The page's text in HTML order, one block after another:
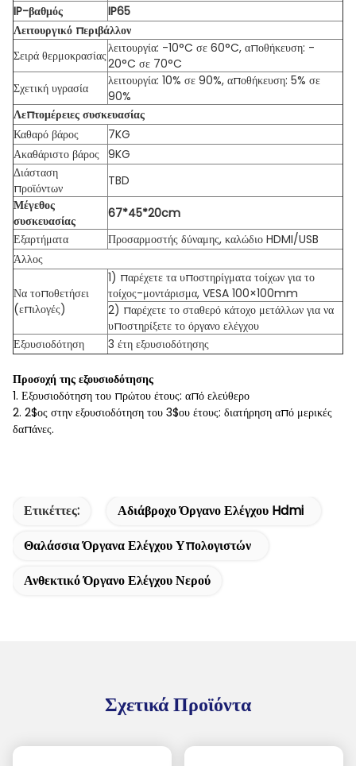
IP-βαθμός
IP65
Λειτουργικό περιβάλλον
Σειρά θερμοκρασίαςλειτουργία: -10°C σε 60°C, αποθήκευση: -
20°C σε 70°C
Σχετική υγρασία
λειτουργία: 10% σε 90%, αποθήκευση: 5% σε
90%
Λεπτομέρειες συσκευασίας
Καθαρό βάρος
7KG
Ακαθάριστο βάρος 9KG
Διάσταση
προϊόντων
TBD
Μέγεθος
συσκευασίας
67*45*20cm
Εξαρτήματα
Προσαρμοστής δύναμης, καλώδιο HDMI/USB
Άλλος
Να τοποθετήσει
(επιλογές)
1) παρέχετε τα υποστηρίγματα τοίχων για το
τοίχος-μοντάρισμα, VESA 100×100mm
2) παρέχετε το σταθερό κάτοχο μετάλλων για να
υποστηρίξετε το όργανο ελέγχου
Εξουσιοδότηση
3 έτη εξουσιοδότησης
Προσοχή της εξουσιοδότησης
1. Εξουσιοδότηση του πρώτου έτους: από ελεύθερο
2. 2$ος στην εξουσιοδότηση του 3$ου έτους: διατήρηση από μερικές
δαπάνες.
Ετικέττες:
Αδιάβροχο Όργανο Ελέγχου Hdmi
Θαλάσσια Όργανα Ελέγχου Υπολογιστών
Ανθεκτικό Όργανο Ελέγχου Νερού
Σχετικά Προϊόντα